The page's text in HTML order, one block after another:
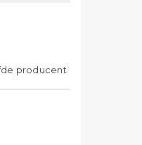
producent